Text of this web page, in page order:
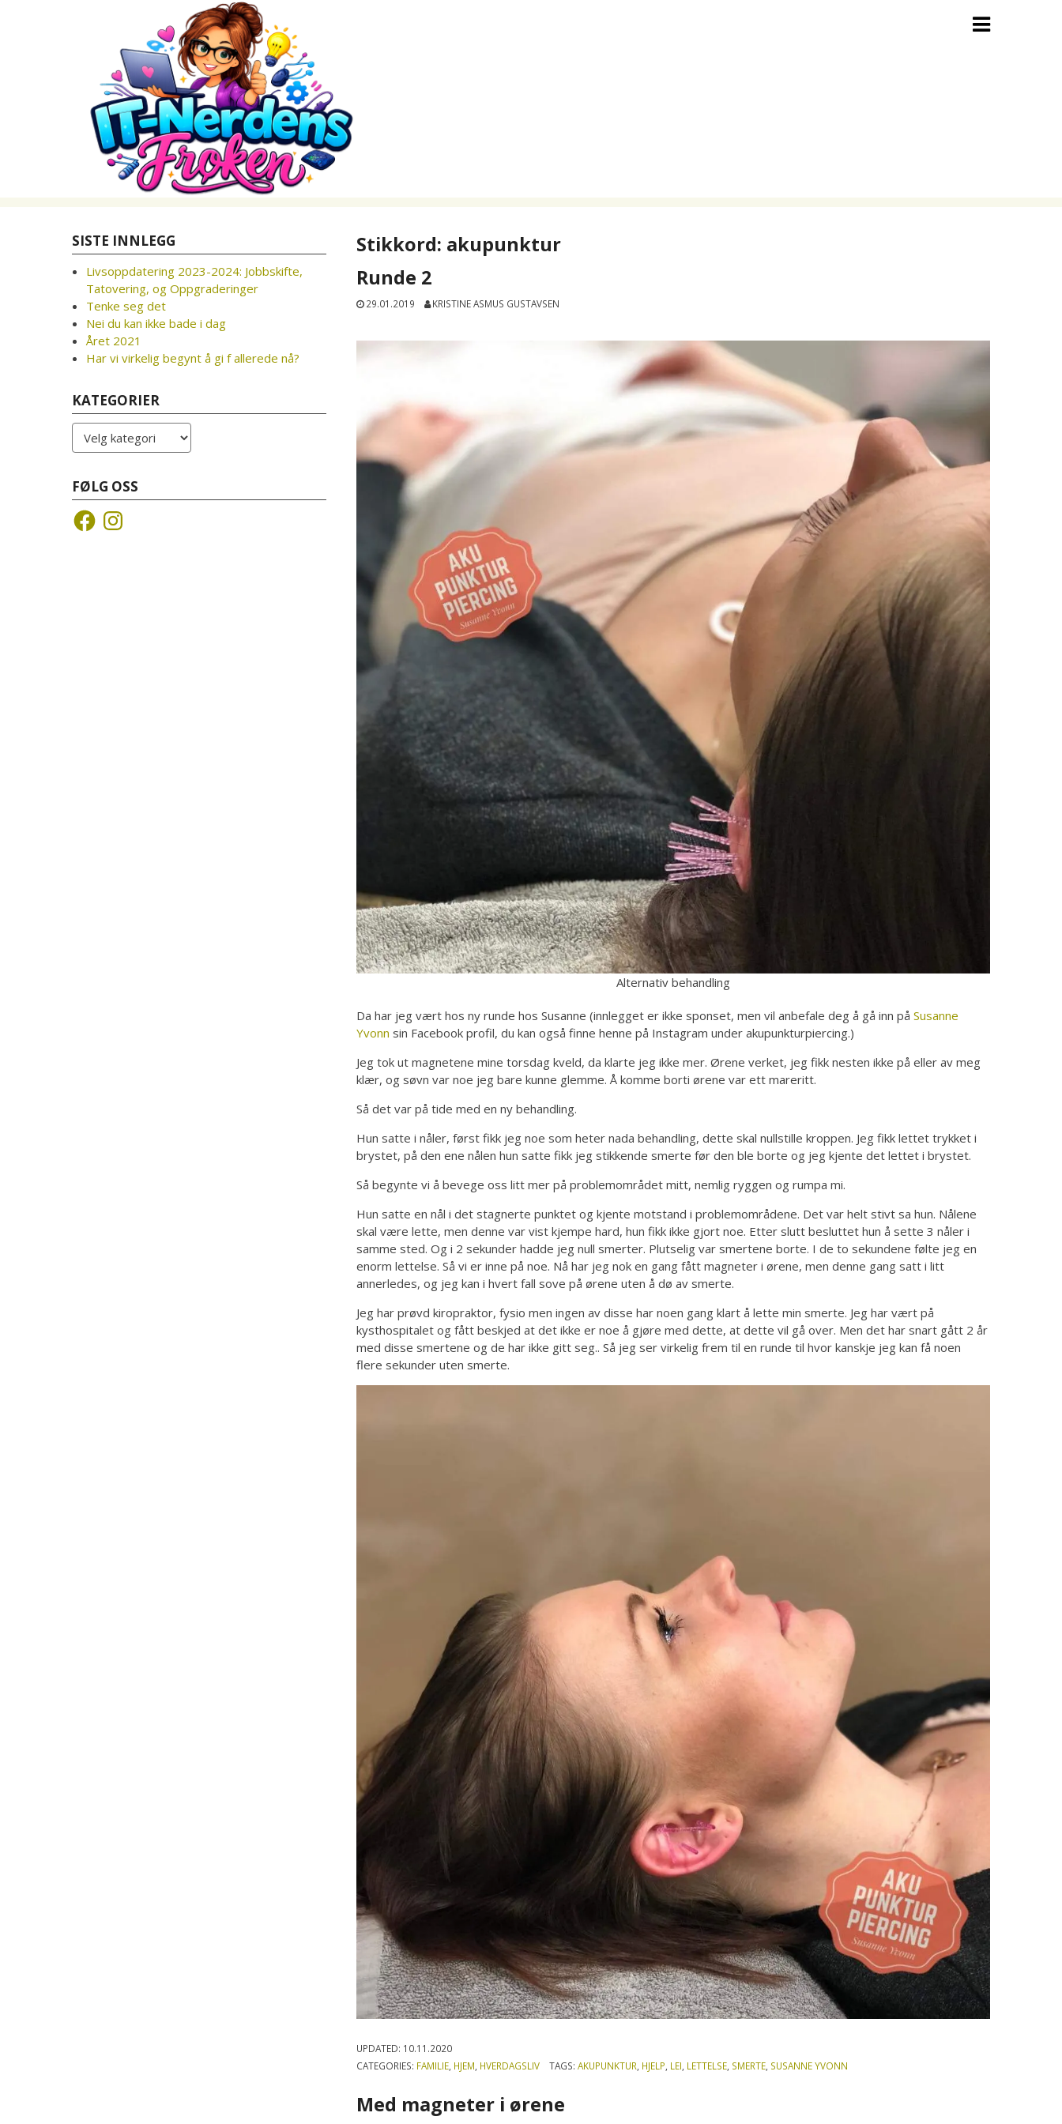
Stikkord: akupunktur
Runde 2
29.01.2019 KRISTINE ASMUS GUSTAVSEN
Alternativ behandling
Da har jeg vært hos ny runde hos Susanne (innlegget er ikke sponset, men vil anbefale deg å gå inn påSusanne
Yvonn sin Facebook profil, du kan også finne henne på Instagram under akupunkturpiercing.)
Jeg tok ut magnetene mine torsdag kveld, da klarte jeg ikke mer. Ørene verket, jeg fikk nesten ikke på eller av meg
klær, og søvn var noe jeg bare kunne glemme. Å komme borti ørene var ett mareritt.
Så det var på tide med en ny behandling.
Hun satte i nåler, først fikk jeg noe som heter nada behandling, dette skal nullstille kroppen. Jeg fikk lettet trykket i
brystet, på den ene nålen hun satte fikk jeg stikkende smerte før den ble borte og jeg kjente det lettet i brystet.
Så begynte vi å bevege oss litt mer på problemområdet mitt, nemlig ryggen og rumpa mi.
Hun satte en nål i det stagnerte punktet og kjente motstand i problemområdene. Det var helt stivt sa hun. Nålene
skal være lette, men denne var vist kjempe hard, hun fikk ikke gjort noe. Etter slutt besluttet hun å sette 3 nåler i
samme sted. Og i 2 sekunder hadde jeg null smerter. Plutselig var smertene borte. I de to sekundene følte jeg en
enorm lettelse. Så vi er inne på noe. Nå har jeg nok en gang fått magneter i ørene, men denne gang satt i litt
annerledes, og jeg kan i hvert fall sove på ørene uten å dø av smerte.
Jeg har prøvd kiropraktor, fysio men ingen av disse har noen gang klart å lette min smerte. Jeg har vært på
kysthospitalet og fått beskjed at det ikke er noe å gjøre med dette, at dette vil gå over. Men det har snart gått 2 år
med disse smertene og de har ikke gitt seg.. Så jeg ser virkelig frem til en runde til hvor kanskje jeg kan få noen
flere sekunder uten smerte.
UPDATED: 10.11.2020
CATEGORIES: FAMILIE HJEM HVERDAGSLIV TAGS: AKUPUNKTUR HJELP LEI LETTELSE, SMERTE, SUSANNE YVONN
Med magneter i ørene
SISTE INNLEGG
Livsoppdatering 2023-2024: Jobbskifte,
Tatovering, og Oppgraderinger
Tenke seg det
Nei du kan ikke bade i dag
Året 2021
Har vi virkelig begynt å gi f allerede nå?
KATEGORIER
Kategorier
FØLG OSS
FacebookInstagram